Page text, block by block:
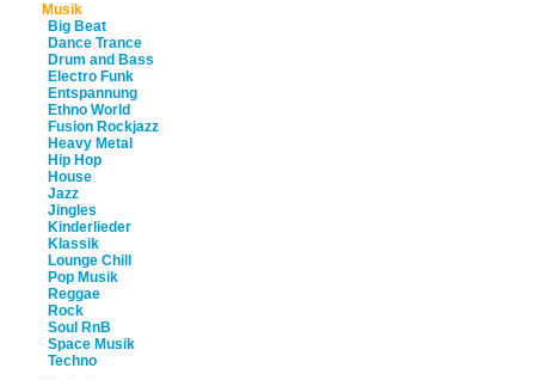
Musik
Big Beat
Dance Trance
Drum and Bass
Electro Funk
Entspannung
Ethno World
Fusion Rockjazz
Heavy Metal
Hip Hop
House
Jazz
Jingles
Kinderlieder
Klassik
Lounge Chill
Pop Musik
Reggae
Rock
Soul RnB
Space Musik
Techno